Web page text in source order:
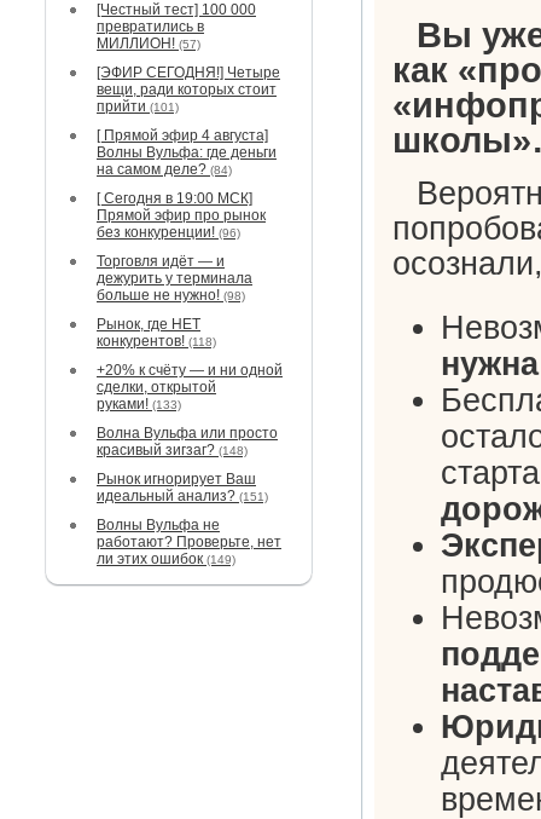
[Честный тест] 100 000
превратились в
МИЛЛИОН! (57)
[ЭФИР СЕГОДНЯ!] Четыре
вещи, ради которых стоит
прийти (101)
[ Прямой эфир 4 августа]
Волны Вульфа: где деньги
на самом деле? (84)
[ Сегодня в 19:00 МСК]
Прямой эфир про рынок
без конкуренции! (96)
Торговля идёт — и
дежурить у терминала
больше не нужно! (98)
Рынок, где НЕТ
конкурентов! (118)
+20% к счёту — и ни одной
сделки, открытой
руками! (133)
Волна Вульфа или просто
красивый зигзаг? (148)
Рынок игнорирует Ваш
идеальный анализ? (151)
Волны Вульфа не
работают? Проверьте, нет
ли этих ошибок (149)
Вы
как